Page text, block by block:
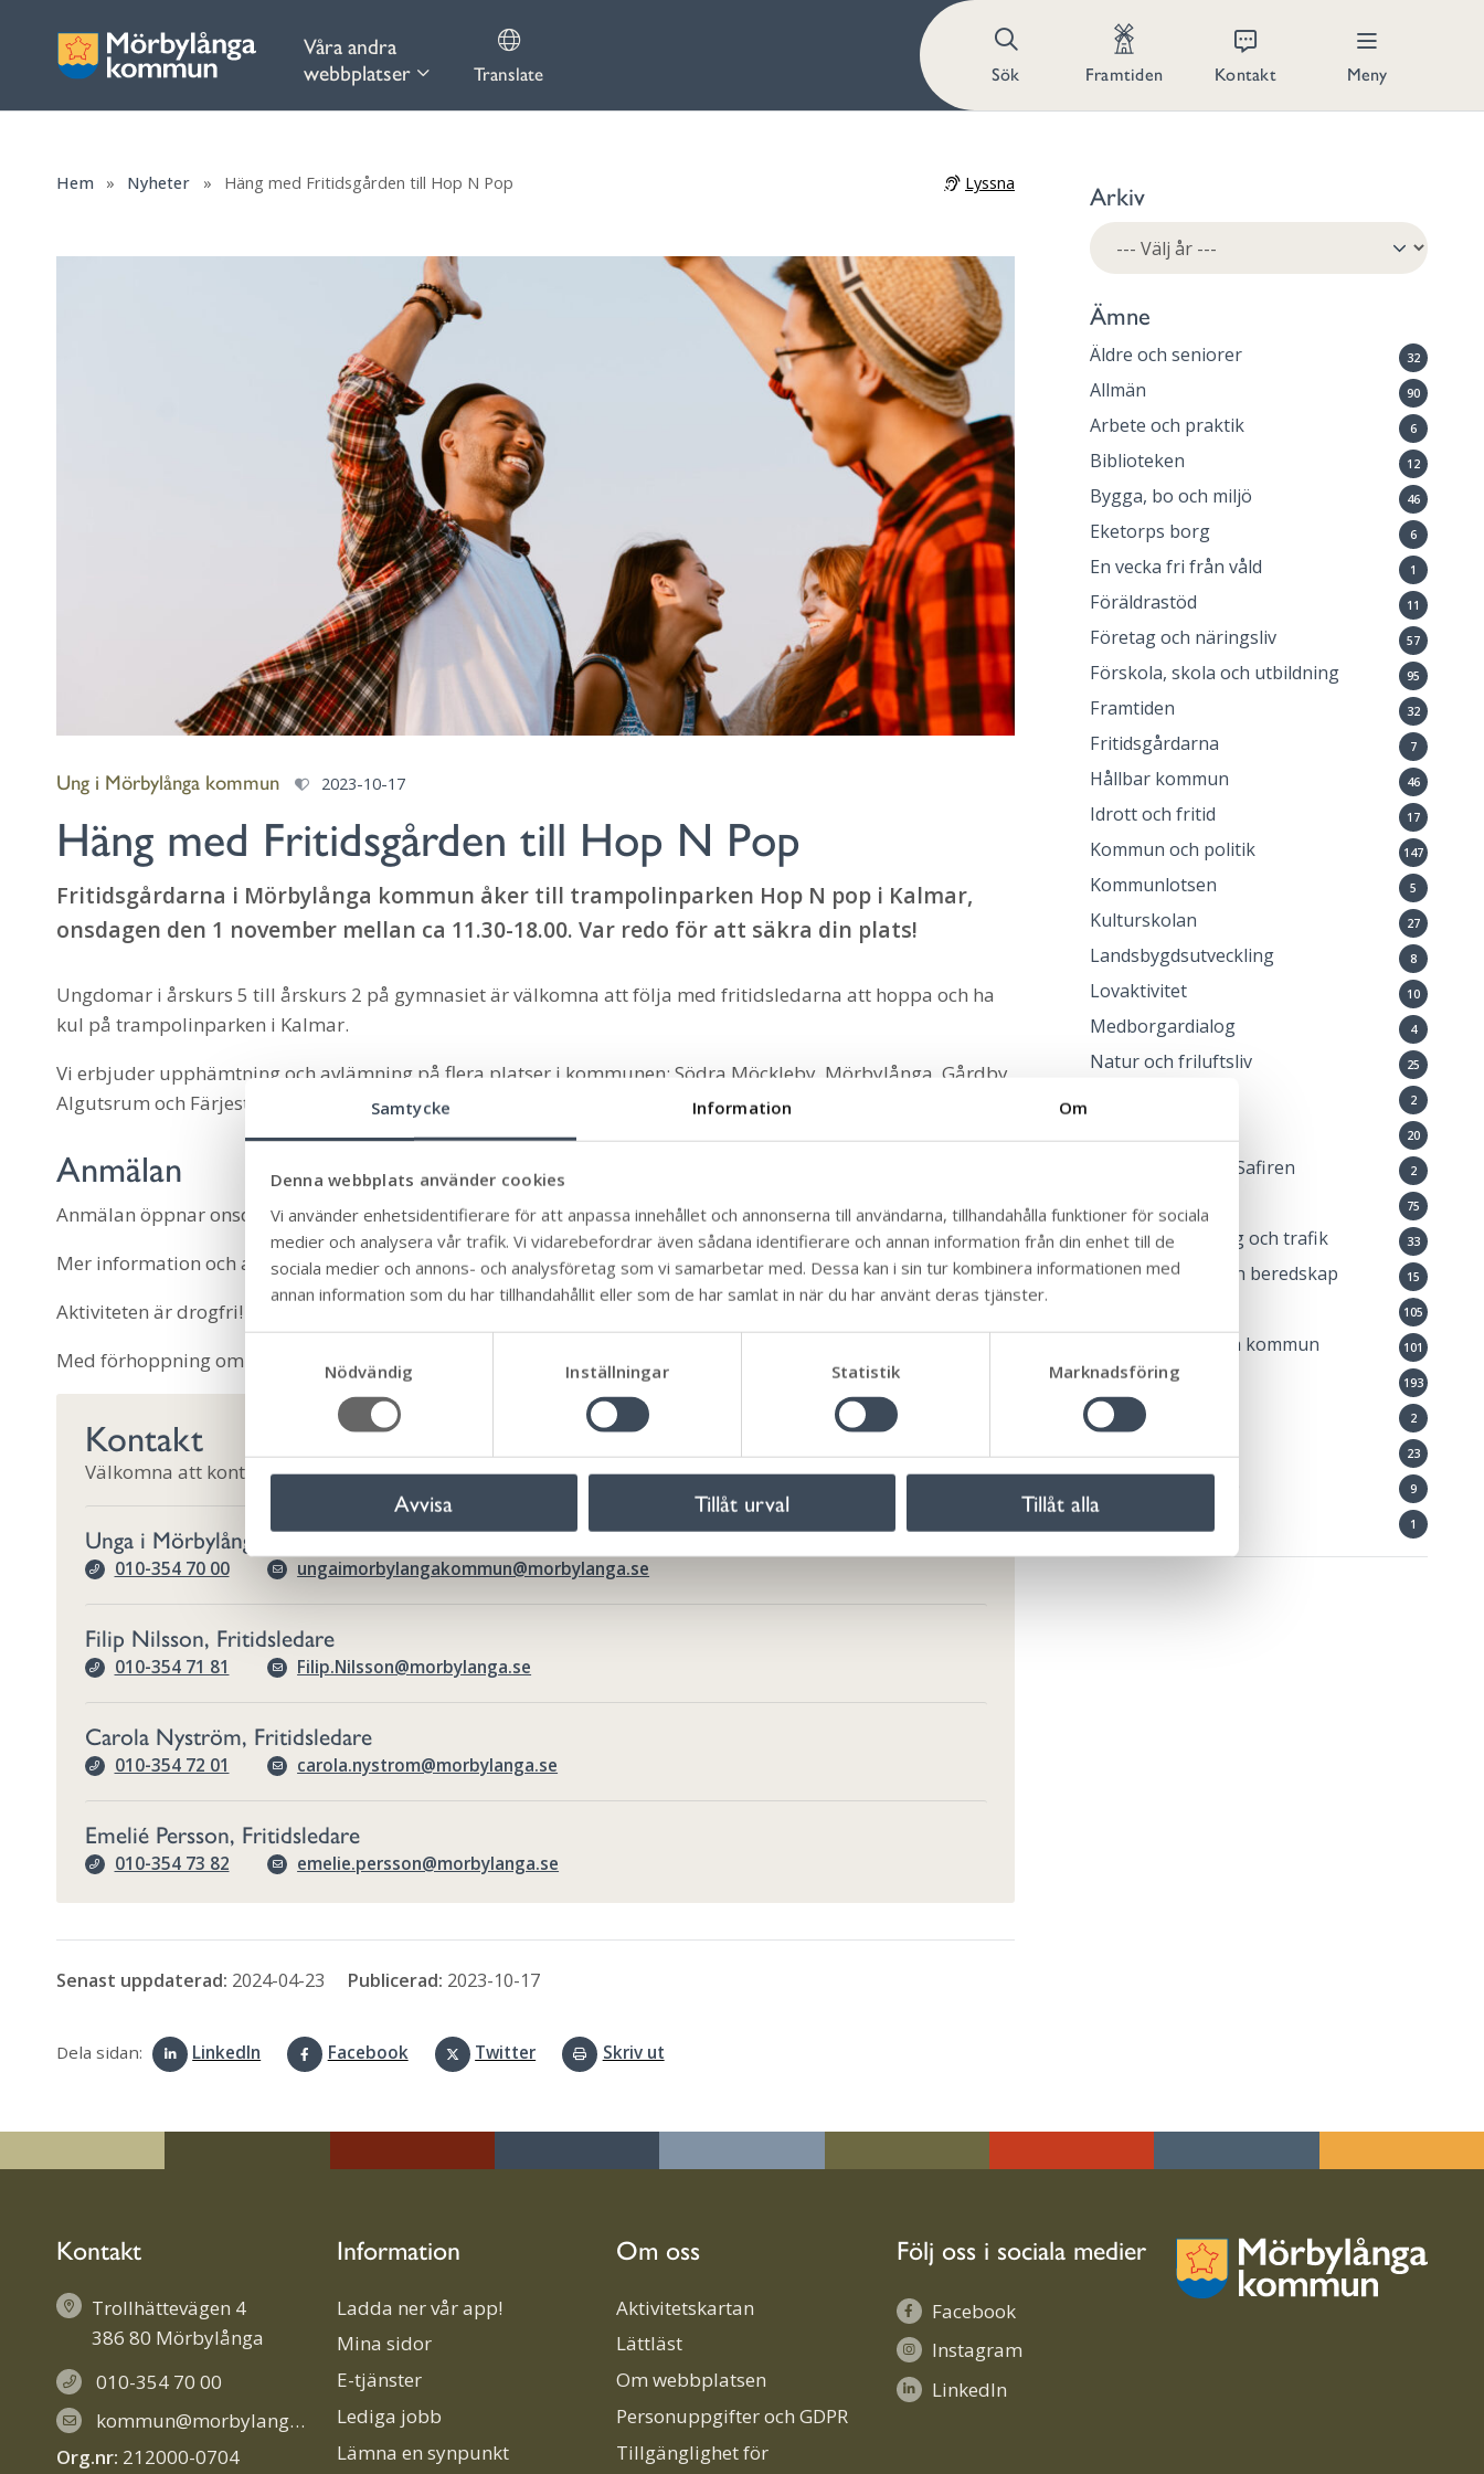
Samtycke Information Om
Denna webbplats använder cookies
Vi använder enhetsidentifierare för att anpassa innehållet och annonserna till användarna, tillhandahålla funktioner för sociala
medier och analysera vår trafik. Vi vidarebefordrar även sådana identifierare och annan information från din enhet till de
sociala medier och annons- och analysföretag som vi samarbetar med. Dessa kan i sin tur kombinera informationen med
annan information som du har tillhandahållit eller som de har samlat in när du har använt deras tjänster.
c
s
a
l
Nödvändig Inställningar Statistik Marknadsföring
Avvisa Tillåt urval Tillåt alla
Våra andra
webbplatser
Translate Sök Framtiden Kontakt Meny
Hem » Nyheter » Häng med Fritidsgården till Hop N Pop Lyssna
Ung i Mörbylånga kommun 2023-10-17
Häng med Fritidsgården till Hop N Pop
Fritidsgårdarna i Mörbylånga kommun åker till trampolinparken Hop N pop i Kalmar,
onsdagen den 1 november mellan ca 11.30-18.00. Var redo för att säkra din plats!
Ungdomar i årskurs 5 till årskurs 2 på gymnasiet är välkomna att följa med fritidsledarna att hoppa och ha
kul på trampolinparken i Kalmar.
Vi erbjuder upphämtning och avlämning på flera platser i kommunen: Södra Möckleby, Mörbylånga, Gårdby,
Algutsrum och Färjestaden.
Anmälan
Anmälan öppnar onsdag 18 oktober kl 18:00. Först till kvarn!Endast målsman får anmäla.
Mer information och anmälan hittar du här: Aktivitet- Hop N Pop
Aktiviteten är drogfri!
Med förhoppning om en trevlig aktivitet med ungdomarna!
Kontakt
Välkomna att kontakta oss om ni har frågor
Unga i Mörbylånga kommun
010-354 70 00 ungaimorbylangakommun@morbylanga.se
Filip Nilsson, Fritidsledare
010-354 71 81 Filip.Nilsson@morbylanga.se
Carola Nyström, Fritidsledare
010-354 72 01 carola.nystrom@morbylanga.se
Emelié Persson, Fritidsledare
010-354 73 82 emelie.persson@morbylanga.se
Senast uppdaterad: 2024-04-23 Publicerad: 2023-10-17
Dela sidan: LinkedIn Facebook Twitter Skriv ut
Arkiv
Ämne
Äldre och seniorer 32
Allmän 90
Arbete och praktik 6
Biblioteken 12
Bygga, bo och miljö 46
Eketorps borg 6
En vecka fri från våld 1
Föräldrastöd 11
Företag och näringsliv 57
Förskola, skola och utbildning 95
Framtiden 32
Fritidsgårdarna 7
Hållbar kommun 46
Idrott och fritid 17
Kommun och politik 147
Kommunlotsen 5
Kulturskolan 27
Landsbygdsutveckling 8
Lovaktivitet 10
Medborgardialog 4
Natur och friluftsliv 25
2
20
Öppna förskolan Safiren 2
Pressmeddelande 75
Samhällsplanering och trafik 33
Samhällsskydd och beredskap 15
105
Ung i Mörbylånga kommun 101
Uppleva och göra 193
Utställning 2
23
9
1
Kontakt
Trollhättevägen 4
386 80 Mörbylånga
010-354 70 00
kommun@morbylanga.se
Org.nr: 212000-0704
Information
Ladda ner vår app!
Mina sidor
E-tjänster
Lediga jobb
Lämna en synpunkt
Om oss
Aktivitetskartan
Lättläst
Om webbplatsen
Personuppgifter och GDPR
Tillgänglighet för
Följ oss i sociala medier
Facebook
Instagram
LinkedIn